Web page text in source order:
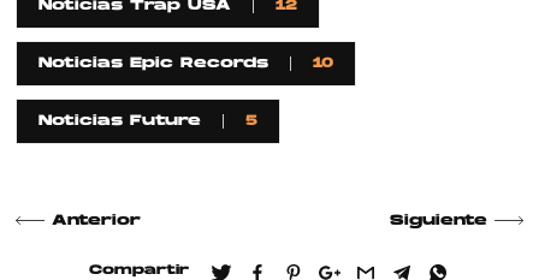
Noticias Trap USA 12
Noticias Epic Records 10
Noticias Future 5
Anterior Siguiente
Compartir